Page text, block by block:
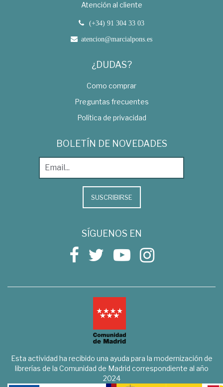
Atención al cliente
(+34) 91 304 33 03
atencion@marcialpons.es
¿DUDAS?
Como comprar
Preguntas frecuentes
Política de privacidad
BOLETÍN DE NOVEDADES
SUSCRIBIRSE
SÍGUENOS EN
Esta actividad ha recibido una ayuda para la modernización de
librerías de la Comunidad de Madrid correspondiente al año
2024